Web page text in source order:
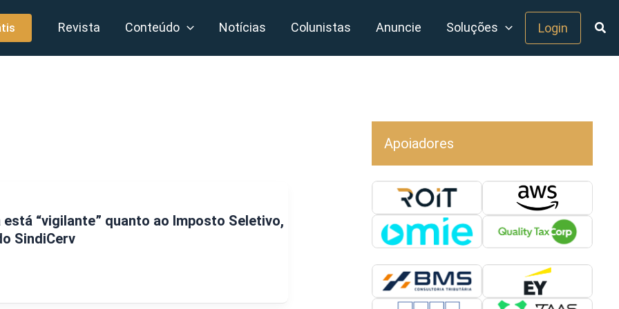
Revista Conteúdo Notícias Colunistas Anuncie Soluções Login
“vigilante” quanto ao Imposto Seletivo,
SindiCerv
Apoiadores